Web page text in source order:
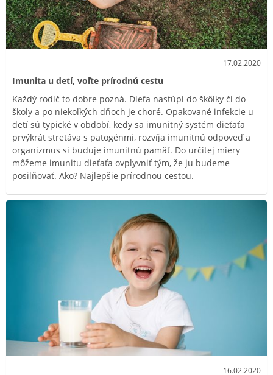
17.02.2020
Imunita u detí, voľte prírodnú cestu
Každý rodič to dobre pozná. Dieťa nastúpi do škôlky či do
školy a po niekoľkých dňoch je choré. Opakované infekcie u
detí sú typické v období, kedy sa imunitný systém dieťaťa
prvýkrát stretáva s patogénmi, rozvíja imunitnú odpoveď a
organizmus si buduje imunitnú pamäť. Do určitej miery
môžeme imunitu dieťaťa ovplyvniť tým, že ju budeme
posilňovať. Ako? Najlepšie prírodnou cestou.
16.02.2020